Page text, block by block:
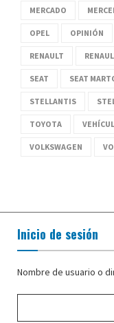
MERCADO
OPEL OPINIÓN
RENAULT
SEAT SEAT
STELLANTIS
TOYOTA
VOLKSWAGEN
Inicio de sesión
Nombre de usuario o